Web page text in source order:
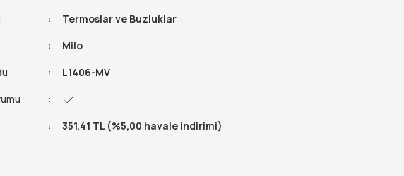
Termoslar ve Buzluklar
Milo
L1406-MV
351,41 TL (%5,00 havale indirimi)